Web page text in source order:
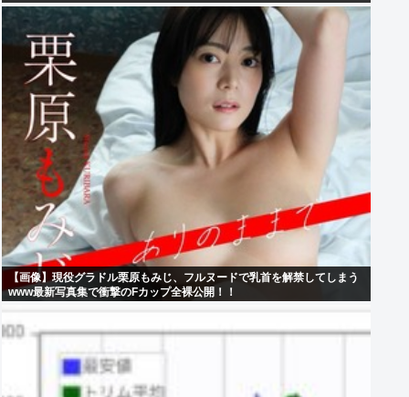
【画像】現役グラドル栗原もみじ、フルヌードで乳首を解禁してしまう
www最新写真集で衝撃のFカップ全裸公開！！